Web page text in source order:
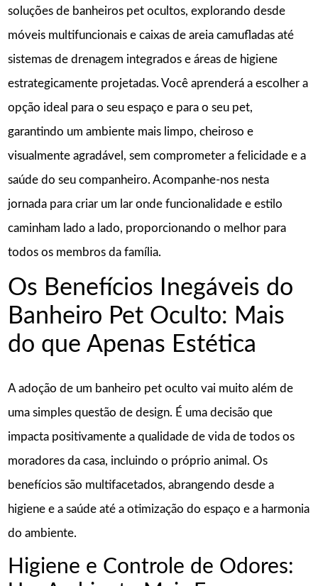
soluções de banheiros pet ocultos, explorando desde
móveis multifuncionais e caixas de areia camufladas até
sistemas de drenagem integrados e áreas de higiene
estrategicamente projetadas. Você aprenderá a escolher a
opção ideal para o seu espaço e para o seu pet,
garantindo um ambiente mais limpo, cheiroso e
visualmente agradável, sem comprometer a felicidade e a
saúde do seu companheiro. Acompanhe-nos nesta
jornada para criar um lar onde funcionalidade e estilo
caminham lado a lado, proporcionando o melhor para
todos os membros da família.
Os Benefícios Inegáveis do
Banheiro Pet Oculto: Mais
do que Apenas Estética
A adoção de um banheiro pet oculto vai muito além de
uma simples questão de design. É uma decisão que
impacta positivamente a qualidade de vida de todos os
moradores da casa, incluindo o próprio animal. Os
benefícios são multifacetados, abrangendo desde a
higiene e a saúde até a otimização do espaço e a harmonia
do ambiente.
Higiene e Controle de Odores: